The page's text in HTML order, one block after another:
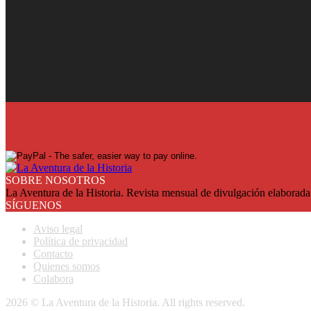
SOBRE NOSOTROS
La Aventura de la Historia. Revista mensual de divulgación
SÍGUENOS
Aviso legal
Política de privacidad
Contacto
Quienes somos
Colabora
2026 © La Aventura de la Historia. All rights reserved.